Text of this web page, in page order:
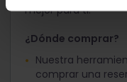
mejor para ti.
¿Dónde comprar?
Nuestra
comprar una